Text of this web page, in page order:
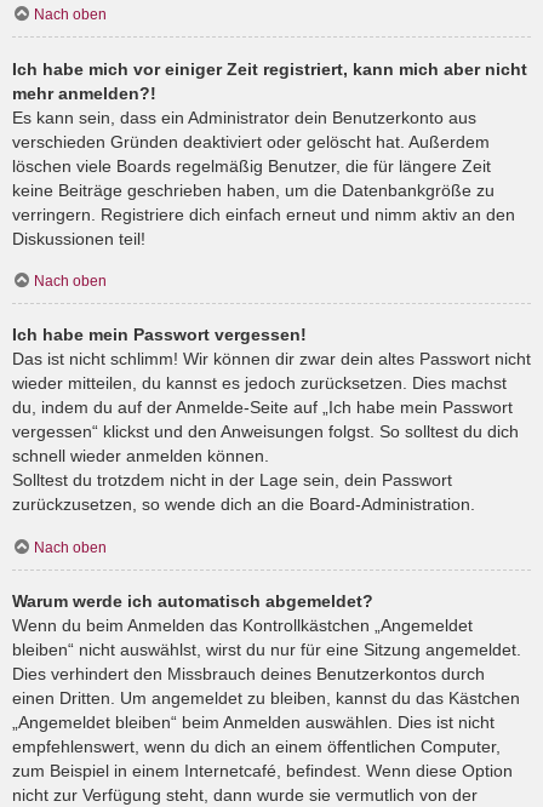
Nach oben
Ich habe mich vor einiger Zeit registriert, kann mich aber nicht
mehr anmelden?!
Es kann sein, dass ein Administrator dein Benutzerkonto aus
verschieden Gründen deaktiviert oder gelöscht hat. Außerdem
löschen viele Boards regelmäßig Benutzer, die für längere Zeit
keine Beiträge geschrieben haben, um die Datenbankgröße zu
verringern. Registriere dich einfach erneut und nimm aktiv an den
Diskussionen teil!
Nach oben
Ich habe mein Passwort vergessen!
Das ist nicht schlimm! Wir können dir zwar dein altes Passwort nicht
wieder mitteilen, du kannst es jedoch zurücksetzen. Dies machst
du, indem du auf der Anmelde-Seite auf „Ich habe mein Passwort
vergessen“ klickst und den Anweisungen folgst. So solltest du dich
schnell wieder anmelden können.
Solltest du trotzdem nicht in der Lage sein, dein Passwort
zurückzusetzen, so wende dich an die Board-Administration.
Nach oben
Warum werde ich automatisch abgemeldet?
Wenn du beim Anmelden das Kontrollkästchen „Angemeldet
bleiben“ nicht auswählst, wirst du nur für eine Sitzung angemeldet.
Dies verhindert den Missbrauch deines Benutzerkontos durch
einen Dritten. Um angemeldet zu bleiben, kannst du das Kästchen
„Angemeldet bleiben“ beim Anmelden auswählen. Dies ist nicht
empfehlenswert, wenn du dich an einem öffentlichen Computer,
zum Beispiel in einem Internetcafé, befindest. Wenn diese Option
nicht zur Verfügung steht, dann wurde sie vermutlich von der